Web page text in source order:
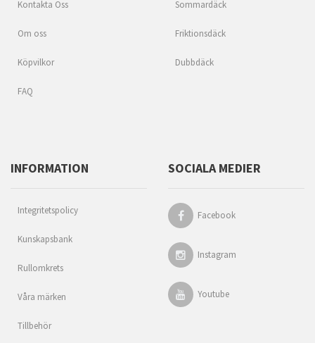
Kontakta Oss
Om oss
Köpvilkor
FAQ
Sommardäck
Friktionsdäck
Dubbdäck
INFORMATION
Integritetspolicy
Kunskapsbank
Rullomkrets
Våra märken
Tillbehör
SOCIALA MEDIER
Facebook
Instagram
Youtube